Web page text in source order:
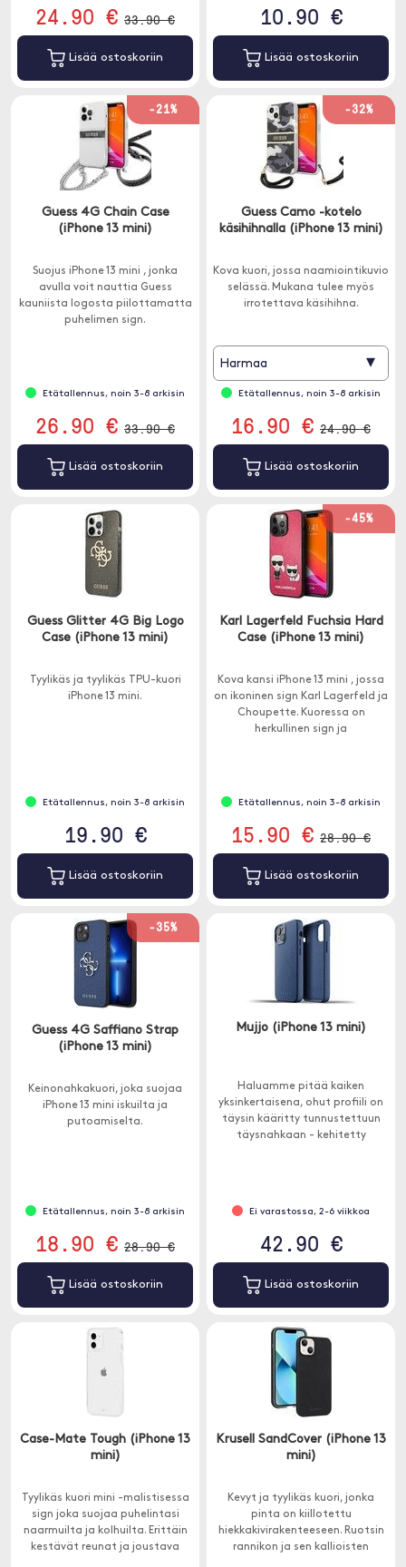
24.90 € 33.90 €
Lisää ostoskoriin
10.90 €
Lisää ostoskoriin
-21%
Guess 4G Chain Case
(iPhone 13 mini)
Suojus iPhone 13 mini , jonka
avulla voit nauttia Guess
kauniista logosta piilottamatta
puhelimen sign.
Etätallennus, noin 3-8 arkisin
26.90 € 33.90 €
Lisää ostoskoriin
-32%
Guess Camo -kotelo
käsihihnalla (iPhone 13 mini)
Kova kuori, jossa naamiointikuvio
selässä. Mukana tulee myös
irrotettava käsihihna.
Harmaa ▾
Etätallennus, noin 3-8 arkisin
16.90 € 24.90 €
Lisää ostoskoriin
Guess Glitter 4G Big Logo
Case (iPhone 13 mini)
Tyylikäs ja tyylikäs TPU-kuori
iPhone 13 mini.
Etätallennus, noin 3-8 arkisin
19.90 €
Lisää ostoskoriin
-45%
Karl Lagerfeld Fuchsia Hard
Case (iPhone 13 mini)
Kova kansi iPhone 13 mini , jossa
on ikoninen sign Karl Lagerfeld ja
Choupette. Kuoressa on
herkullinen sign ja
Etätallennus, noin 3-8 arkisin
15.90 € 28.90 €
Lisää ostoskoriin
-35%
Guess 4G Saffiano Strap
(iPhone 13 mini)
Keinonahkakuori, joka suojaa
iPhone 13 mini iskuilta ja
putoamiselta.
Etätallennus, noin 3-8 arkisin
18.90 € 28.90 €
Lisää ostoskoriin
Mujjo (iPhone 13 mini)
Haluamme pitää kaiken
yksinkertaisena, ohut profiili on
täysin kääritty tunnustettuun
täysnahkaan - kehitetty
Ei varastossa, 2-6 viikkoa
42.90 €
Lisää ostoskoriin
Case-Mate Tough (iPhone 13
mini)
Tyylikäs kuori mini -malistisessa
sign joka suojaa puhelintasi
naarmuilta ja kolhuilta. Erittäin
kestävät reunat ja joustava
Krusell SandCover (iPhone 13
mini)
Kevyt ja tyylikäs kuori, jonka
pinta on kiillotettu
hiekkakivirakenteeseen. Ruotsin
rannikon ja sen kallioisten